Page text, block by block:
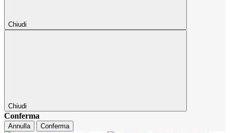
Chiudi
Chiudi
Conferma
Annulla Conferma